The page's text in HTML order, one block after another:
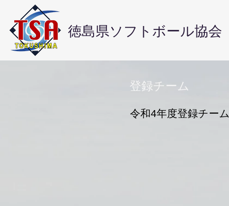
徳島県ソフトボール協会
​登録チーム
令和4年度登録チーム